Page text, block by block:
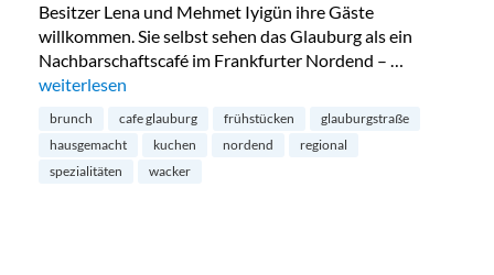
Besitzer Lena und Mehmet Iyigün ihre Gäste
willkommen. Sie selbst sehen das Glauburg als ein
Nachbarschaftscafé im Frankfurter Nordend – …
„Café Glauburg im Frankfurter Nordend“
weiterlesen
brunch cafe glauburg frühstücken
glauburgstraße
hausgemacht
kuchen nordend
regional
spezialitäten
wacker